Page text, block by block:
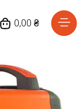
0,00 ₴